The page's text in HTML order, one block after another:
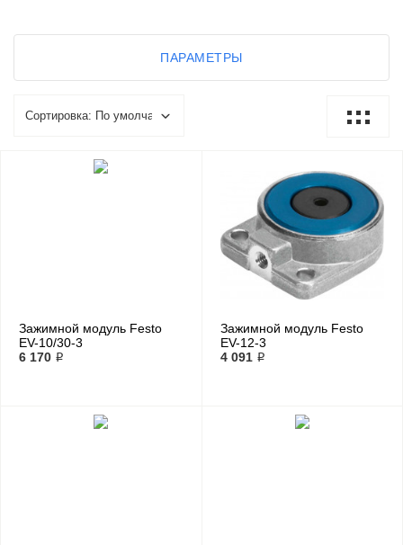
ПАРАМЕТРЫ
Зажимной модуль Festo
EV-10/30-3
6 170 ₽
Зажимной модуль Festo
EV-12-3
4 091 ₽